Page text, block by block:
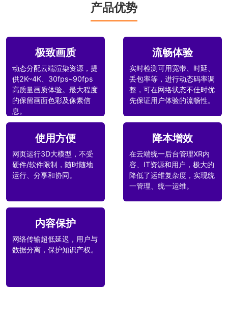
产品优势
极致画质
动态分配云端渲染资源，提
供2K~4K、30fps~90fps
高质量画质体验。最大程度
的保留画面色彩及像素信
息。
流畅体验
实时检测可用宽带、时延、
丢包率等，进行动态码率调
整，可在网络状态不佳时优
先保证用户体验的流畅性。
使用方便
网页运行3D大模型，不受
硬件/软件限制，随时随地
运行、分享和协同。
降本增效
在云端统一后台管理XR内
容、IT资源和用户，极大的
降低了运维复杂度，实现统
一管理、统一运维。
内容保护
网络传输超低延迟，用户与
数据分离，保护知识产权。